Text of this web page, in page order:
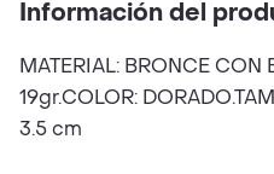
Información del
MATERIAL: BRONCE CON
19gr.COLOR:
3.5 cm